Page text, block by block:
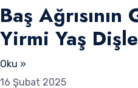
Baş
Yirmi Yaş
Oku »
16 Şubat 2025